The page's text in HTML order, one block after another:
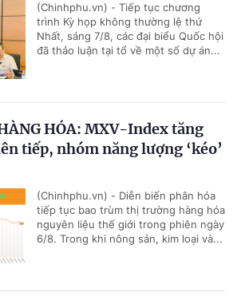
(Chinhphu.vn) - Tiếp tục chương
trình Kỳ họp không thường lệ thứ
Nhất, sáng 7/8, các đại biểu Quốc hội
đã thảo luận tại tổ về một số dự án...
HÓA: MXV-Index tăng
tiếp, nhóm năng lượng ‘kéo’
(Chinhphu.vn) - Diễn biến phân hóa
tiếp tục bao trùm thị trường hàng hóa
nguyên liệu thế giới trong phiên ngày
6/8. Trong khi nông sản, kim loại và...